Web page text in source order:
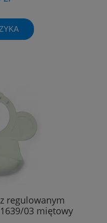
regulowanym
03 miętowy